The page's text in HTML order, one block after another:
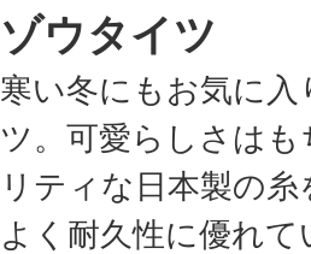
ゾウタイツ
寒い冬にもお気に
ツ。可愛らしさは
リティな日本製の
よく耐久性に優れて